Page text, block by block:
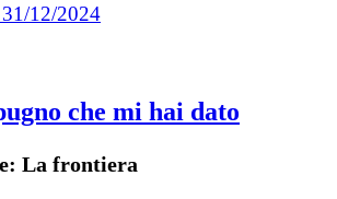
31/12/2024
che mi hai dato
La frontiera